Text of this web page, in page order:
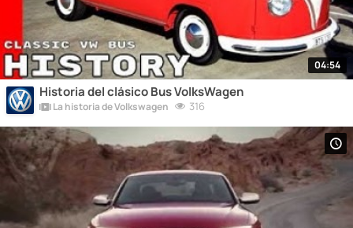
04:54
Historia del clásico Bus VolksWagen
La historia de Volkswagen 316